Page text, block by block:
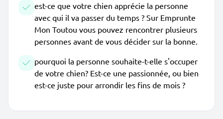
est-ce que votre chien apprécie la personne
avec qui il va passer du temps ? Sur Emprunte
Mon Toutou vous pouvez rencontrer plusieurs
personnes avant de vous décider sur la bonne.
pourquoi la personne souhaite-t-elle s'occuper
de votre chien? Est-ce une passionnée, ou bien
est-ce juste pour arrondir les fins de mois ?